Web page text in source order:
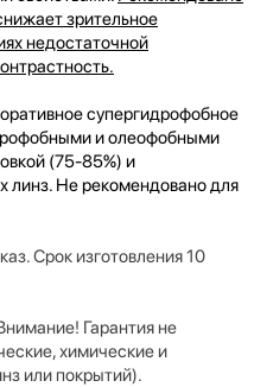
зрительное
недостаточной
супергидрофобное
и олеофобными
(75-85%) и
линз. Не рекомендовано для
Срок изготовления 10
Гарантия не
химические и
или покрытий).